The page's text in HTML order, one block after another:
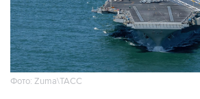
Фото: Zuma\ТАСС